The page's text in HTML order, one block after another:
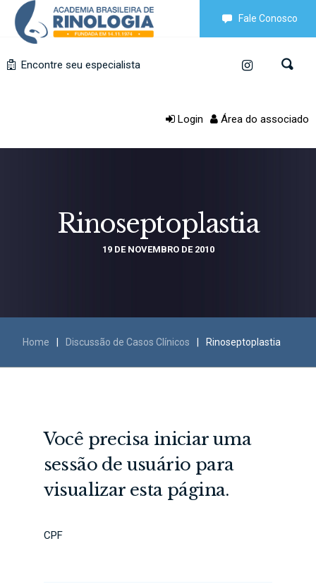
Fale Conosco
Encontre seu especialista
Login Área do associado
Rinoseptoplastia
19 DE NOVEMBRO DE 2010
Home Discussão de Casos Clínicos Rinoseptoplastia
Você precisa iniciar uma
sessão de usuário para
visualizar esta página.
CPF